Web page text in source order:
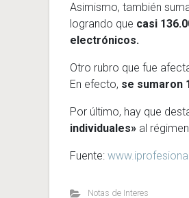
Asimismo, también
logrando que casi
electrónicos.
Otro rubro que fue
En efecto, se sumaron
Por último, hay que
individuales» al
Fuente:
Notas de Interes